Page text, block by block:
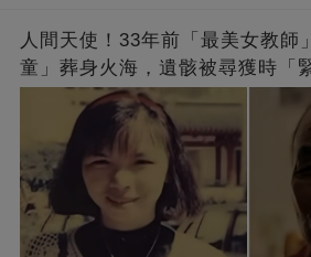
人間天使！33年前「最美女教師
童」葬身火海，遺骸被尋獲時「
崩：真正的英雄不該被遺忘